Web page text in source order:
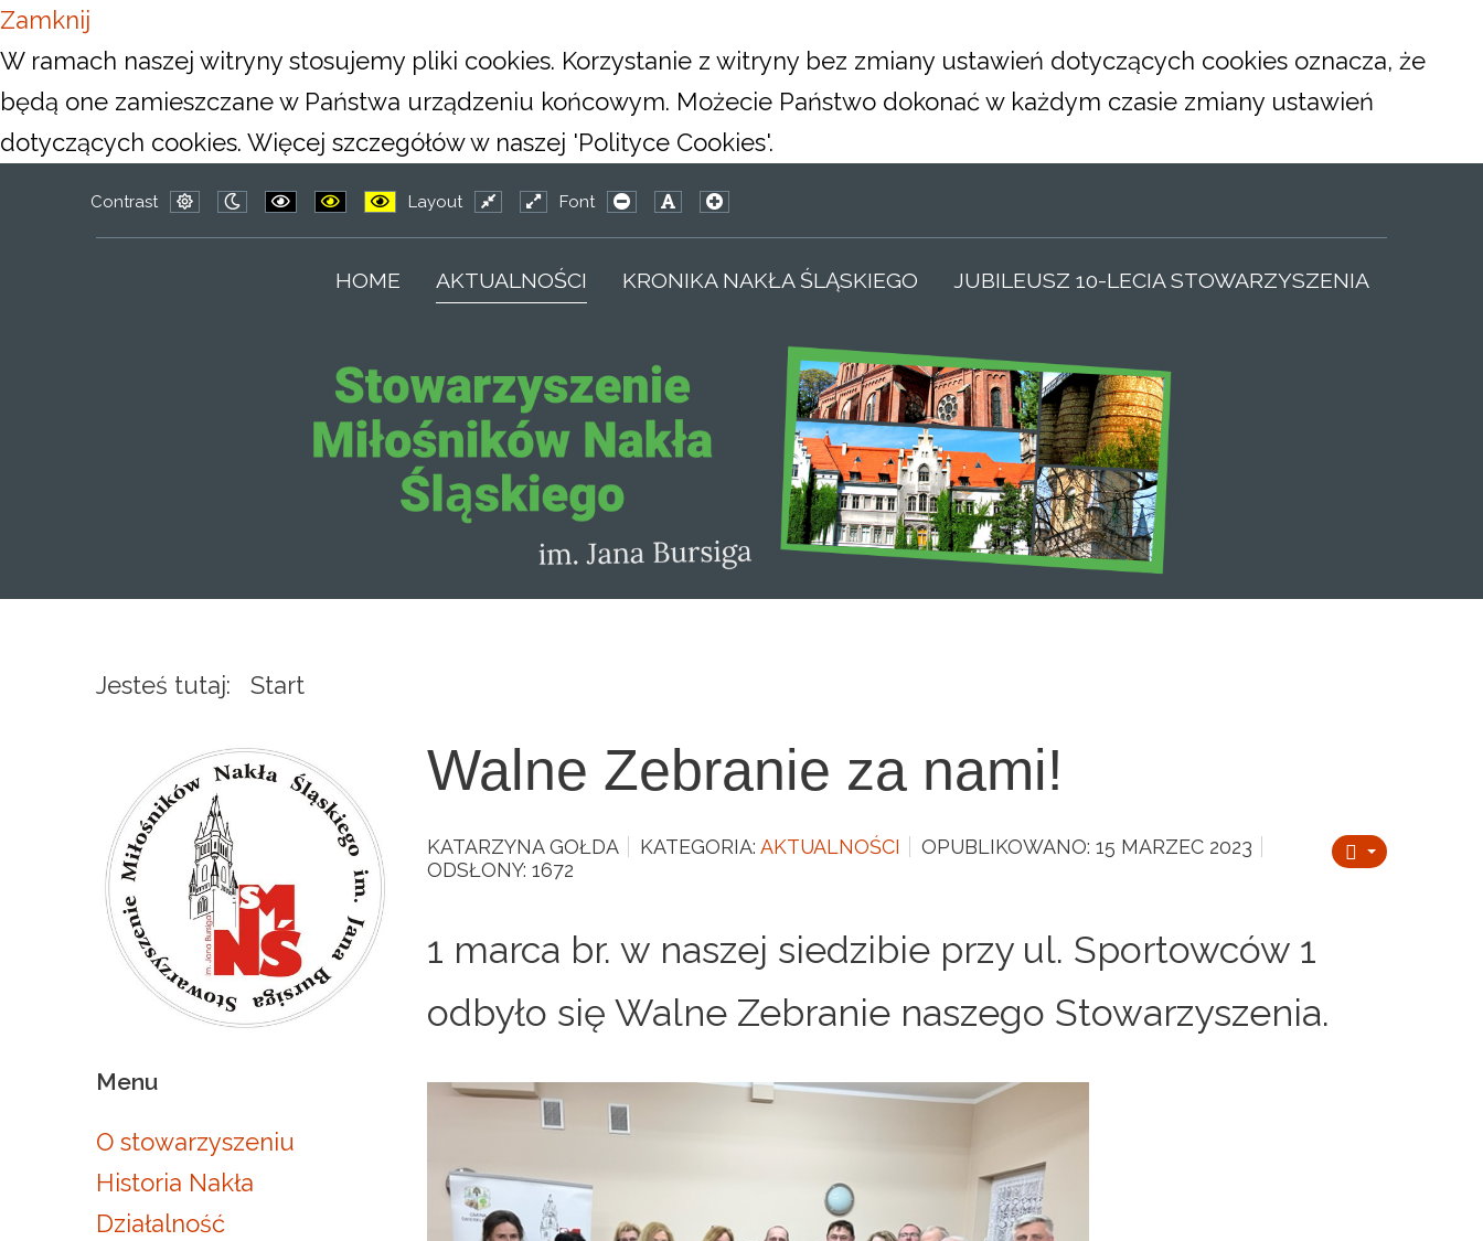
Zamknij
W ramach naszej witryny stosujemy pliki cookies. Korzystanie z witryny bez zmiany ustawień dotyczących cookies oznacza, że
będą one zamieszczane w Państwa urządzeniu końcowym. Możecie Państwo dokonać w każdym czasie zmiany ustawień
dotyczących cookies. Więcej szczegółów w naszej 'Polityce Cookies'.
Contrast
modemode
Layout
layoutlayout
Font
HOME AKTUALNOŚCI KRONIKA NAKŁA ŚLĄSKIEGO JUBILEUSZ 10-LECIA STOWARZYSZENIA
Jesteś tutaj: Start
Walne Zebranie za nami!
KATARZYNA GOŁDA KATEGORIA: AKTUALNOŚCI
OPUBLIKOWANO: 15 MARZEC 2023
ODSŁONY: 1672
1 marca br. w naszej siedzibie przy ul. Sportowców 1
odbyło się Walne Zebranie naszego Stowarzyszenia.
Menu
O stowarzyszeniu
Historia Nakła
Działalność